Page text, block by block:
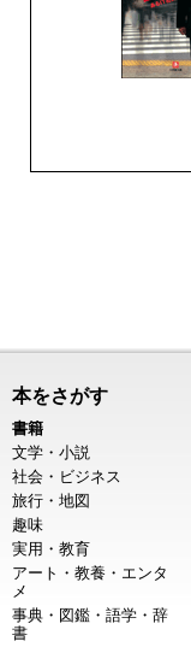
本をさがす
書籍
文学・小説
社会・ビジネス
旅行・地図
趣味
実用・教育
アート・教養・エンタ
メ
事典・図鑑・語学・辞
書